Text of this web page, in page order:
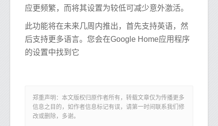
应更频繁，而将其设置为较低可减少意外激活。
此功能将在未来几周内推出，首先支持英语，然
后支持更多语言。您会在Google Home应用程序
的设置中找到它
郑重声明：本文版权归原作者所有，转载文章仅为传播更多
信息之目的，如作者信息标记有误，请第一时间联系我们修
改或删除，多谢。